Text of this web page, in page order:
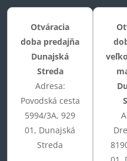
Otváracia
doba predajňa
Dunajská
Streda
Adresa:
Povodská cesta
5994/3A, 929
01, Dunajská
Streda